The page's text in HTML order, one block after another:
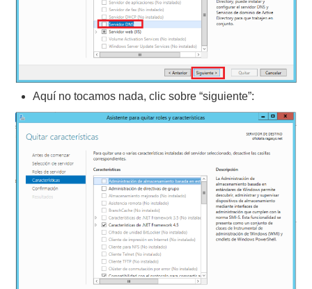
Aquí no tocamos nada, clic sobre “siguiente”: